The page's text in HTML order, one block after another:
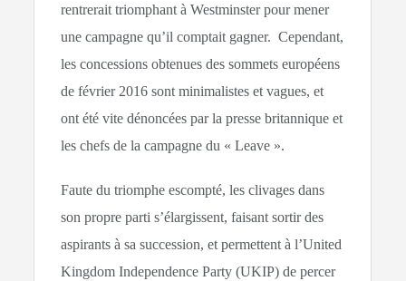
rentrerait triomphant à Westminster pour mener
une campagne qu’il comptait gagner. Cependant,
les concessions obtenues des sommets européens
de février 2016 sont minimalistes et vagues, et
ont été vite dénoncées par la presse britannique et
les chefs de la campagne du « Leave ».
Faute du triomphe escompté, les clivages dans
son propre parti s’élargissent, faisant sortir des
aspirants à sa succession, et permettent à l’United
Kingdom Independence Party (UKIP) de percer